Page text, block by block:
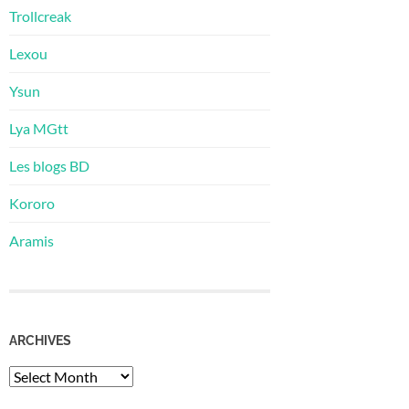
Trollcreak
Lexou
Ysun
Lya MGtt
Les blogs BD
Kororo
Aramis
ARCHIVES
Archives